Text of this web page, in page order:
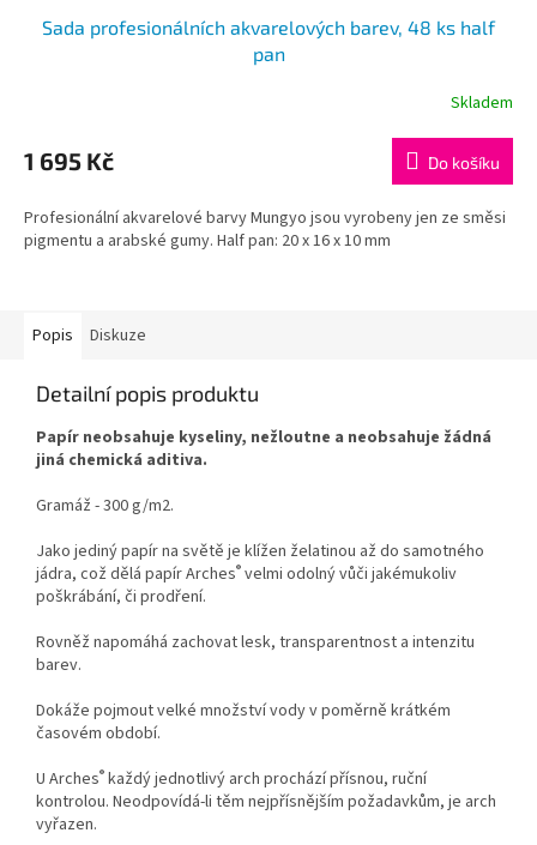
Sada profesionálních akvarelových barev, 48 ks half
pan
Skladem
1 695 Kč Do košíku
Profesionální akvarelové barvy Mungyo jsou vyrobeny jen ze směsi
pigmentu a arabské gumy. Half pan: 20 x 16 x 10 mm
Popis Diskuze
Detailní popis produktu
Papír neobsahuje kyseliny, nežloutne a neobsahuje žádná
jiná chemická aditiva.
Gramáž - 300 g/m2.
Jako jediný papír na světě je klížen želatinou až do samotného
jádra, což dělá papír Arches® velmi odolný vůči jakémukoliv
poškrábání, či prodření.
Rovněž napomáhá zachovat lesk, transparentnost a intenzitu
barev.
Dokáže pojmout velké množství vody v poměrně krátkém
časovém období.
U Arches® každý jednotlivý arch prochází přísnou, ruční
kontrolou. Neodpovídá-li těm nejpřísnějším požadavkům, je arch
vyřazen.